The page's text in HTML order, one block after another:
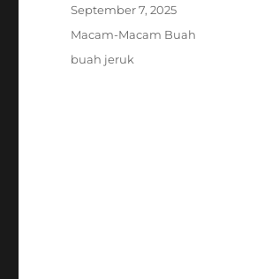
Posted
September 7, 2025
Categories
Macam-Macam Buah
Tags
buah jeruk